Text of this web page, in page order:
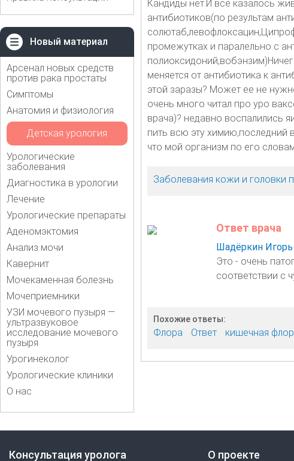
Новый материал
Арсенал новых средств
против рака простаты
Симптомы
Анатомия и физиология
Детская урология
Урологические
заболевания
Диагностика в урологии
Лечение
Урологические препараты
Аденомэктомия
Анализ мочи
Кавернит
Мочекаменная болезнь
Мочеприемники
УЗИ мочевого пузыря —
ультразвуковое
исследование мочевого
пузыря
Урогинеколог
Урологические клиники
О нас
Кандиды нет.И все казалось
антибиотиков(по результам
промежутках и паралельно с
меняется от антибиотика к
этой заразы? Может ее не
очень много читал про уро
врача)? недавно воспалились
пить всю эту химию,последний
что мой организм по его
Заболевания кожи и головки
Ответ врача
Шадёркин
Это - очень
соответствии с
Похожие ответы:
Флора Ответ кишечная
Консультация уролога О проекте